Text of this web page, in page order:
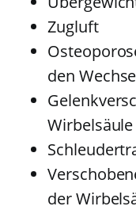
Zugluft
den
Wirbelsäule
der